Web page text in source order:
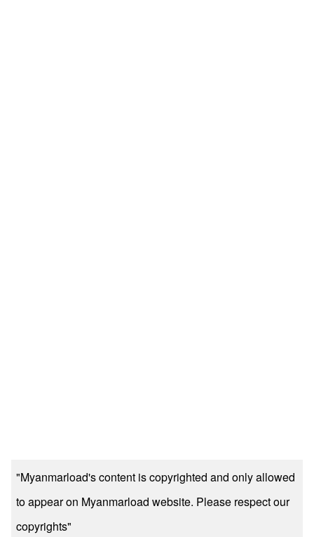
"Myanmarload's content is copyrighted and only allowed
to appear on Myanmarload website. Please respect our
copyrights"